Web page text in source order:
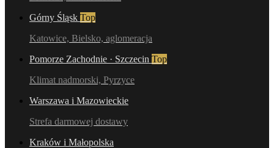
Górny Śląsk Top
Katowice, Bielsko, aglomeracja
Pomorze Zachodnie · Szczecin Top
Klimat nadmorski, Pyrzyce
Warszawa i Mazowieckie
Strefa darmowej dostawy
Kraków i Małopolska